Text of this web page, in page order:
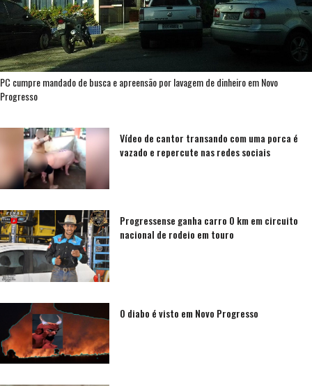
PC cumpre mandado de busca e apreensão por lavagem de dinheiro em Novo
Progresso
Vídeo de cantor transando com uma porca é
vazado e repercute nas redes sociais
Progressense ganha carro 0 km em circuito
nacional de rodeio em touro
O diabo é visto em Novo Progresso